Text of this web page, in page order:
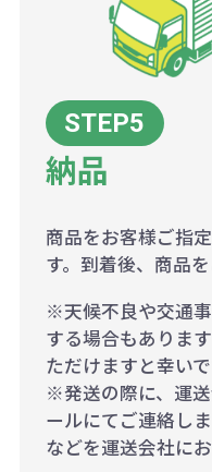
納品
商品をお客様ご指
す。到着後、商品
※天候不良や交通
する場合もありま
ただけますと幸いで
※発送の際に、運
ールにてご連絡し
などを運送会社に